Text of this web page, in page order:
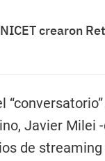
crearon
Javier Milei
de streaming